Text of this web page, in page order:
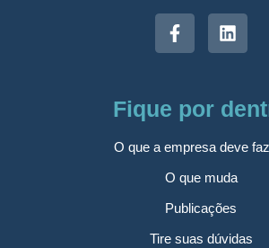
Fique por
O que a empresa deve
O que muda
Publicações
Tire suas dúvidas